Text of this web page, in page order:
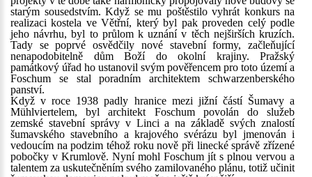
starým sousedstvím. Když se mu poštěstilo vyhrát konkurs na
realizaci kostela ve Větřní, který byl pak proveden celý podle
jeho návrhu, byl to průlom k uznání v těch nejširších kruzích.
Tady se poprvé osvědčily nové stavební formy, začleňující
nenapodobitelně dům Boží do okolní krajiny. Pražský
památkový úřad ho ustanovil svým pověřencem pro toto území a
Foschum se stal poradním architektem schwarzenberského
panství.
Když v roce 1938 padly hranice mezi jižní částí Šumavy a
Mühlviertelem, byl architekt Foschum povolán do služeb
zemské stavební správy v Linci a na základě svých znalostí
šumavského stavebního a krajového svérázu byl jmenován i
vedoucím na podzim téhož roku nově při linecké správě zřízené
pobočky v Krumlově. Nyní mohl Foschum jít s plnou vervou a
talentem za uskutečněním svého zamilovaného plánu, totiž učinit